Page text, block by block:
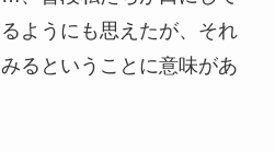
ようにも思えたが、それ
るということに意味があ